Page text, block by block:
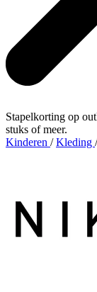
Stapelkorting op
stuks of meer.
Kinderen / Kleding /